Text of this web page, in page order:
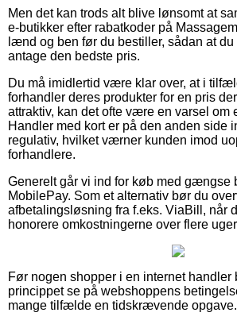
Men det kan trods alt blive lønsomt at
e-butikker efter rabatkoder på
lænd og ben før du bestiller, sådan at
antage den bedste pris.
Du må imidlertid være klar over, at i
forhandler deres produkter for en pris
attraktiv, kan det ofte være en varsel om
Handler med kort er på den anden side
regulativ, hvilket værner kunden imod
forhandlere.
Generelt går vi ind for køb med gængse
MobilePay. Som et alternativ bør du
afbetalingsløsning fra f.eks. ViaBill, når
honorere omkostningerne over flere
Før nogen shopper i en internet handler
princippet se på webshoppens
mange tilfælde en tidskrævende opgave.